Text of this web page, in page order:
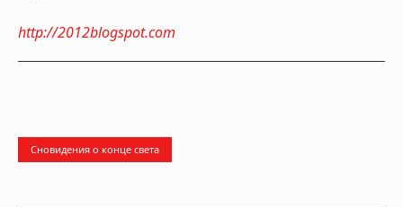
http://2012blogspot.com
Сновидения о конце света